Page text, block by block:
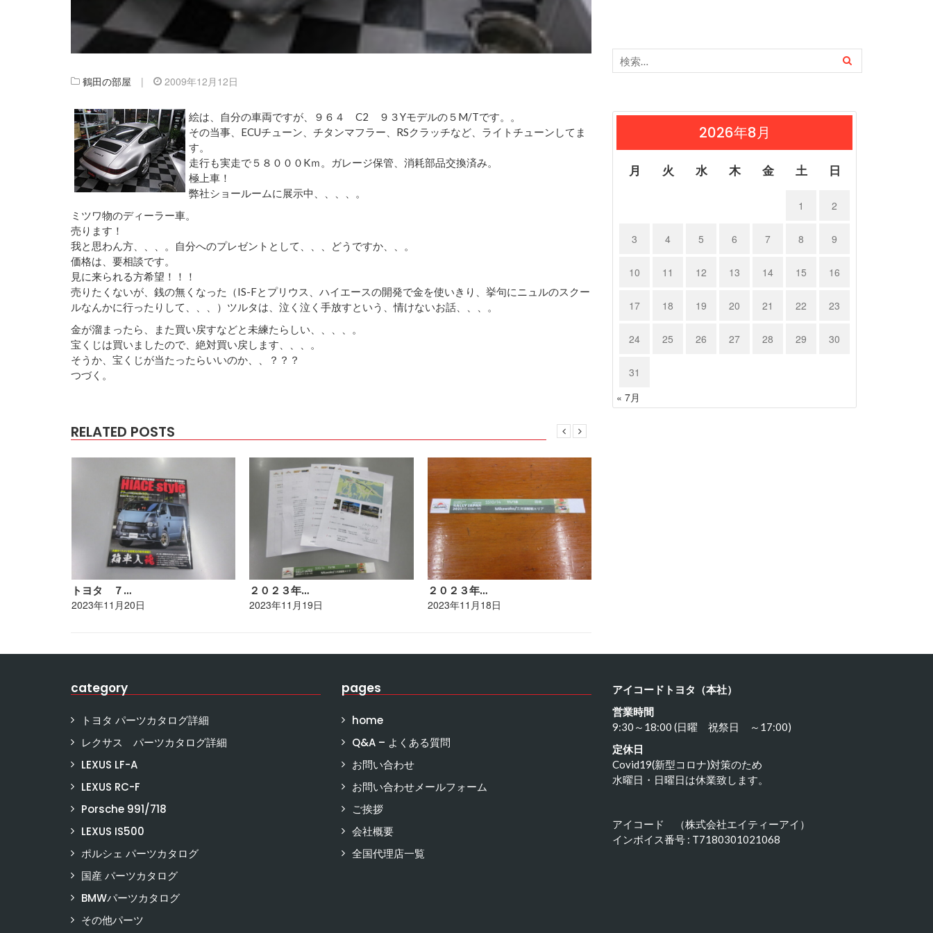
鶴田の部屋 | 2009年12月12日
絵は、自分の車両ですが、９６４ C2 ９３Yモデルの５M/Tです。。
その当事、ECUチューン、チタンマフラー、RSクラッチなど、ライトチューンしてま
す。
走行も実走で５８０００Kｍ。ガレージ保管、消耗部品交換済み。
極上車！
弊社ショールームに展示中、、、、。
ミツワ物のディーラー車。
売ります！
我と思わん方、、、。自分へのプレゼントとして、、、どうですか、、。
価格は、要相談です。
見に来られる方希望！！！
売りたくないが、銭の無くなった（IS-Fとプリウス、ハイエースの開発で金を使いきり、挙句にニュルのスクー
ルなんかに行ったりして、、、）ツルタは、泣く泣く手放すという、情けないお話、、、。
金が溜まったら、また買い戻すなどと未練たらしい、、、、。
宝くじは買いましたので、絶対買い戻します、、、。
そうか、宝くじが当たったらいいのか、、？？？
つづく。
RELATED POSTS
トヨタ ７…
2023年11月20日
２０２３年…
2023年11月19日
２０２３年…
2023年11月18日
2026年8月
月 火 水 木 金 土 日
1 2
3 4 5 6 7 8 9
10 11 12 13 14 15 16
17 18 19 20 21 22 23
24 25 26 27 28 29 30
31
« 7月
category
トヨタ パーツカタログ詳細
レクサス パーツカタログ詳細
LEXUS LF-A
LEXUS RC-F
Porsche 991/718
LEXUS IS500
ポルシェ パーツカタログ
国産 パーツカタログ
BMWパーツカタログ
その他パーツ
pages
home
Q&A – よくある質問
お問い合わせ
お問い合わせメールフォーム
ご挨拶
会社概要
全国代理店一覧
アイコードトヨタ（本社）
営業時間
9:30～18:00 (日曜 祝祭日 ～17:00)
定休日
Covid19(新型コロナ)対策のため
水曜日・日曜日は休業致します。
アイコード （株式会社エイティーアイ）
インボイス番号 : T7180301021068